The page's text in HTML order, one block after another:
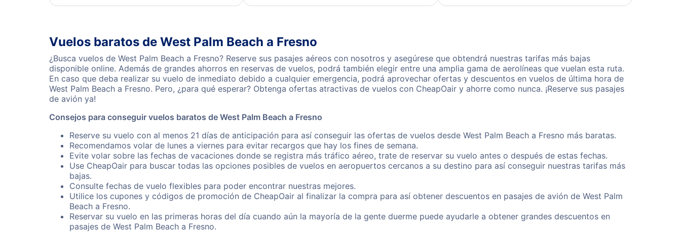
Vuelos baratos de West Palm Beach a Fresno
¿Busca vuelos de West Palm Beach a Fresno? Reserve sus pasajes aéreos con nosotros y asegúrese que obtendrá nuestras tarifas más bajas
disponible online. Además de grandes ahorros en reservas de vuelos, podrá también elegir entre una amplia gama de aerolíneas que vuelan esta ruta.
En caso que deba realizar su vuelo de inmediato debido a cualquier emergencia, podrá aprovechar ofertas y descuentos en vuelos de última hora de
West Palm Beach a Fresno. Pero, ¿para qué esperar? Obtenga ofertas atractivas de vuelos con CheapOair y ahorre como nunca. ¡Reserve sus pasajes
de avión ya!
Consejos para conseguir vuelos baratos de West Palm Beach a Fresno
Reserve su vuelo con al menos 21 días de anticipación para así conseguir las ofertas de vuelos desde West Palm Beach a Fresno más baratas.
Recomendamos volar de lunes a viernes para evitar recargos que hay los fines de semana.
Evite volar sobre las fechas de vacaciones donde se registra más tráfico aéreo, trate de reservar su vuelo antes o después de estas fechas.
Use CheapOair para buscar todas las opciones posibles de vuelos en aeropuertos cercanos a su destino para así conseguir nuestras tarifas más
bajas.
Consulte fechas de vuelo flexibles para poder encontrar nuestras mejores.
Utilice los cupones y códigos de promoción de CheapOair al finalizar la compra para así obtener descuentos en pasajes de avión de West Palm
Beach a Fresno.
Reservar su vuelo en las primeras horas del día cuando aún la mayoría de la gente duerme puede ayudarle a obtener grandes descuentos en
pasajes de West Palm Beach a Fresno.